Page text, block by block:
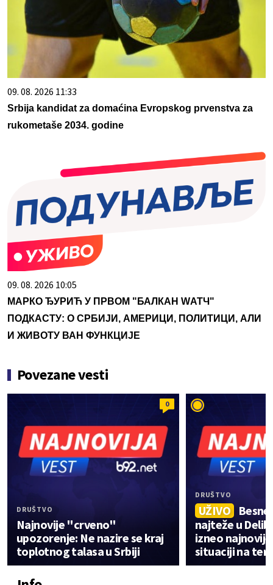
09. 08. 2026 11:33
Srbija kandidat za domaćina Evropskog prvenstva za
rukometaše 2034. godine
09. 08. 2026 10:05
МАРКО ЂУРИЋ У ПРВОМ "БАЛКАН WАТЧ"
ПОДКАСТУ: О СРБИЈИ, АМЕРИЦИ, ПОЛИТИЦИ, АЛИ
И ЖИВОТУ ВАН ФУНКЦИЈЕ
Povezane vesti
0
DRUŠTVO
Najnovije "crveno"
upozorenje: Ne nazire se kraj
toplotnog talasa u Srbiji
DRUŠTVO
UŽIVO
najteže u
izneo
situaciji na